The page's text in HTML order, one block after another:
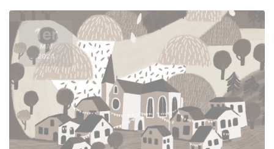
1er
MAI
2024